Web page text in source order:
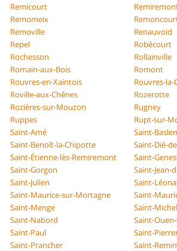
Remicourt
Remomeix
Removille
Renauvoid
Repel
Robécourt
Rochesson
Rollainville
Romain-aux-Bois
Romont
Rouvres-en-Xaintois
Rouvres-la-
Roville-aux-Chênes
Rozerotte
Rozières-sur-Mouzon
Rugney
Ruppes
Rupt-sur-
Saint-Amé
Saint-
Saint-Benoît-la-Chipotte
Saint-Dié-
Saint-Étienne-lès-Remiremont
Saint-
Saint-Gorgon
Saint-Jean-
Saint-Julien
Saint-
Saint-Maurice-sur-Mortagne
Saint-
Saint-Menge
Saint-
Saint-Nabord
Saint-
Saint-Paul
Saint-
Saint-Prancher
Saint-